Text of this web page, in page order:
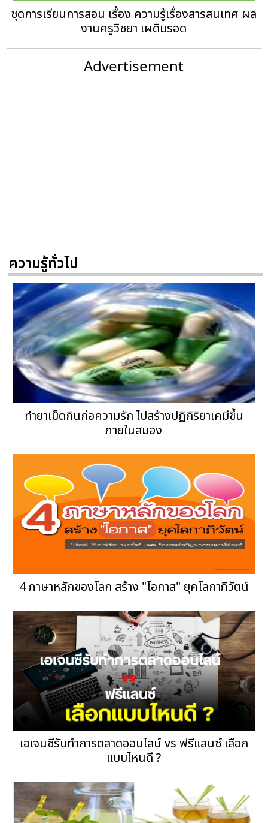
ชุดการเรียนการสอน เรื่อง ความรู้เรื่องสารสนเทศ ผล
งานครูวิชยา เผดิมรอด
Advertisement
ความรู้ทั่วไป
ทำยาเม็ดกินก่อความรัก ไปสร้างปฏิกิริยาเคมีขึ้น
ภายในสมอง
4 ภาษาหลักของโลก สร้าง "โอกาส" ยุคโลกาภิวัตน์
เอเจนซีรับทำการตลาดออนไลน์ vs ฟรีแลนซ์ เลือก
แบบไหนดี ?